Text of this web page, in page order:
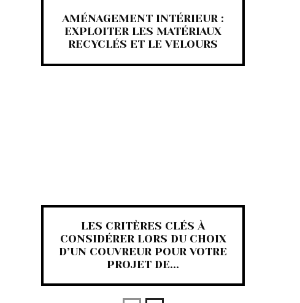
AMÉNAGEMENT INTÉRIEUR :
EXPLOITER LES MATÉRIAUX
RECYCLÉS ET LE VELOURS
LES CRITÈRES CLÉS À
CONSIDÉRER LORS DU CHOIX
D’UN COUVREUR POUR VOTRE
PROJET DE...